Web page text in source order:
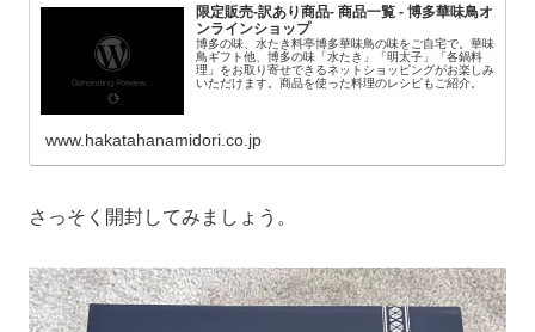
限定販売-訳あり商品- 商品一覧 - 博多華味鳥オ
ンラインショップ
博多の味、水たき料亭博多華味鳥の味をご自宅で。華味
鳥ギフト他、博多の味「水たき」「明太子」「各鍋料
理」をお取り寄せできるネットショッピングがお楽しみ
いただけます。商品を使った料理のレシピもご紹介。
www.hakatahanamidori.co.jp
さっそく開封してみましょう。